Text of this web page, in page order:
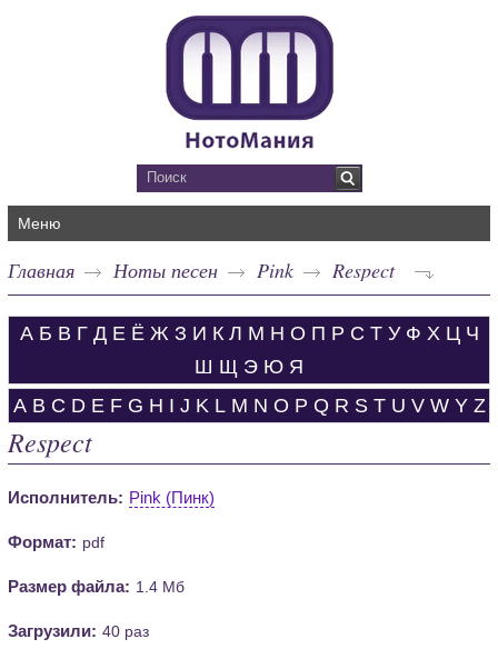
Меню
Главная Ноты песен Pink Respect
А Б В Г Д Е Ё Ж З И К Л М Н О П Р С Т У Ф Х Ц Ч
Ш Щ Э Ю Я
A B C D E F G H I J K L M N O P Q R S T U V W Y Z
Respect
Исполнитель: Pink (Пинк)
Формат: pdf
Размер файла: 1.4 Мб
Загрузили: 40 раз